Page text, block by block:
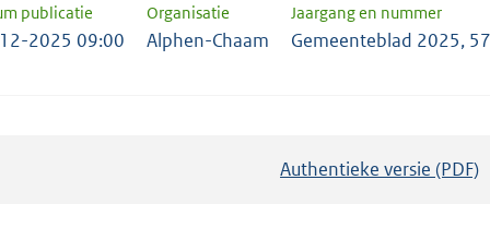
publicatie Organisatie Jaargang en nummer
2025 09:00 Alphen-Chaam Gemeenteblad 2025,
Authentieke versie (PDF)